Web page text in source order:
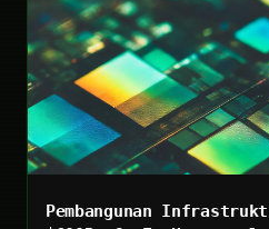
Pembangunan